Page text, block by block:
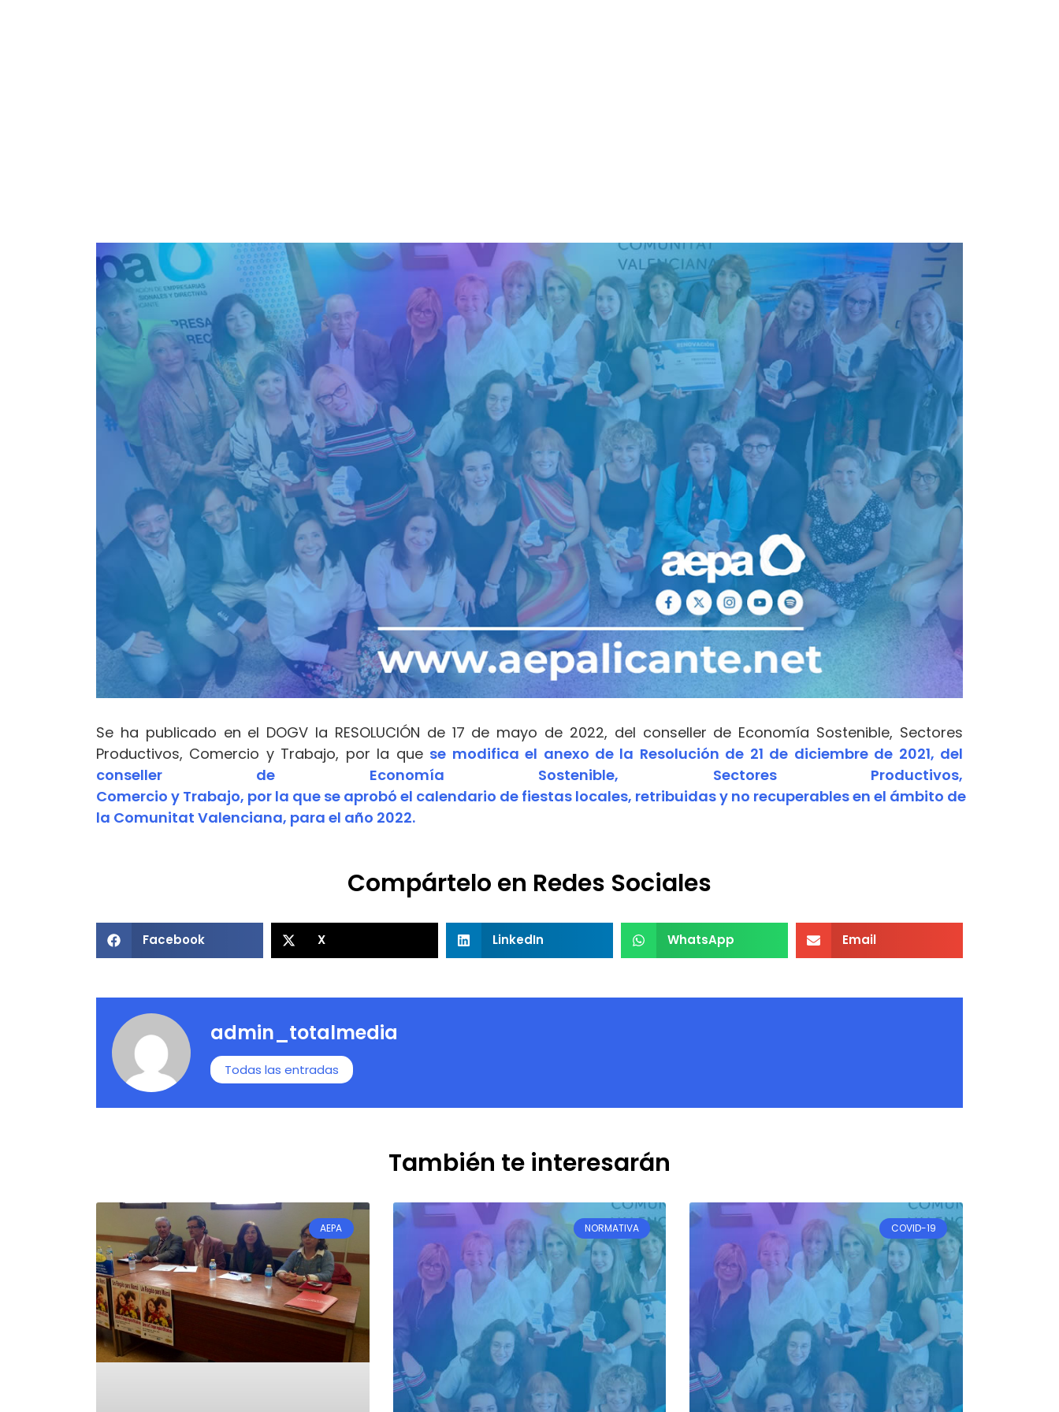
Se ha publicado en el DOGV la RESOLUCIÓN de 17 de mayo de 2022, del conseller de Economía Sostenible, Sectores
Productivos, Comercio yTrabajo, por la que se modificael anexo de la Resolución de 21 de diciembrede 2021, del
conseller de Economía Sostenible, Sectores Productivos,
Comercio y Trabajo, por la que se aprobó el calendario de fiestas locales, retribuidasy no recuperablesen el ámbito de
la Comunitat Valenciana, para el año 2022.
Compártelo en Redes Sociales
Facebook X LinkedIn WhatsApp Email
admin_totalmedia
Todas las entradas
También te interesarán
AEPA NORMATIVA COVID-19